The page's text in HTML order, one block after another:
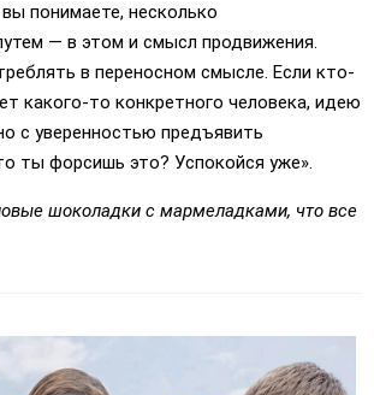
понимаете, несколько
— в этом и смысл продвижения.
в переносном смысле. Если кто-
какого-то конкретного человека, идею
с уверенностью предъявить
ты форсишь это? Успокойся уже».
шоколадки с мармеладками, что все